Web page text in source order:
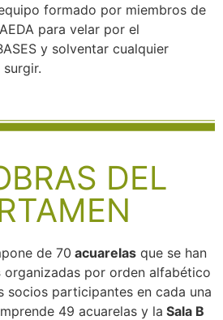
formado por miembros de
para velar por el
y solventar cualquier
DEL
de 70 acuarelas que se han
organizadas por orden alfabético
socios participantes en cada una
49 acuarelas y la Sala B